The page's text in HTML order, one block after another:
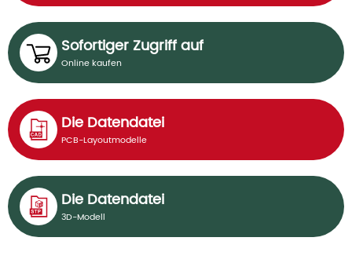
Sofortiger Zugriff auf
Online kaufen
Die Datendatei
PCB-Layoutmodelle
Die Datendatei
3D-Modell